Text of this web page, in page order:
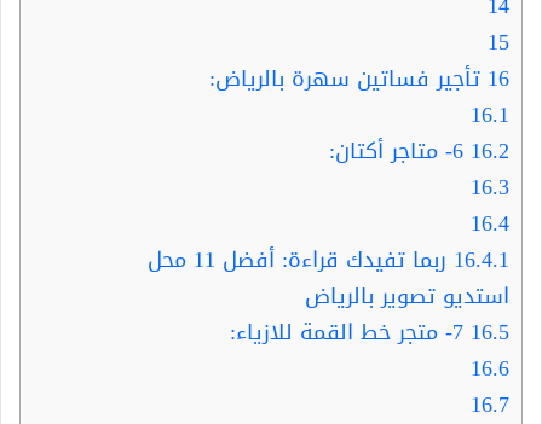
15
16 تأجير فساتين سهرة بالرياض:
16.1
16.2
16.3
16.4
16.4.1
ربما تفيدك قراءة: أفضل 11 محل
استديو تصوير بالرياض
16.5
16.6
16.7